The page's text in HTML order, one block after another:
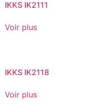
IKKS IK2111
Voir plus
IKKS IK2118
Voir plus